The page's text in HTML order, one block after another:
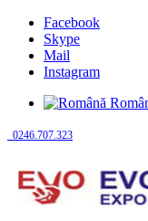
Facebook
Skype
Mail
Instagram
0246.707.323